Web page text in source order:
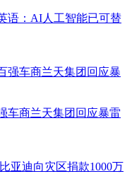
语：AI人工智能已可替
车商兰天集团回应暴雷